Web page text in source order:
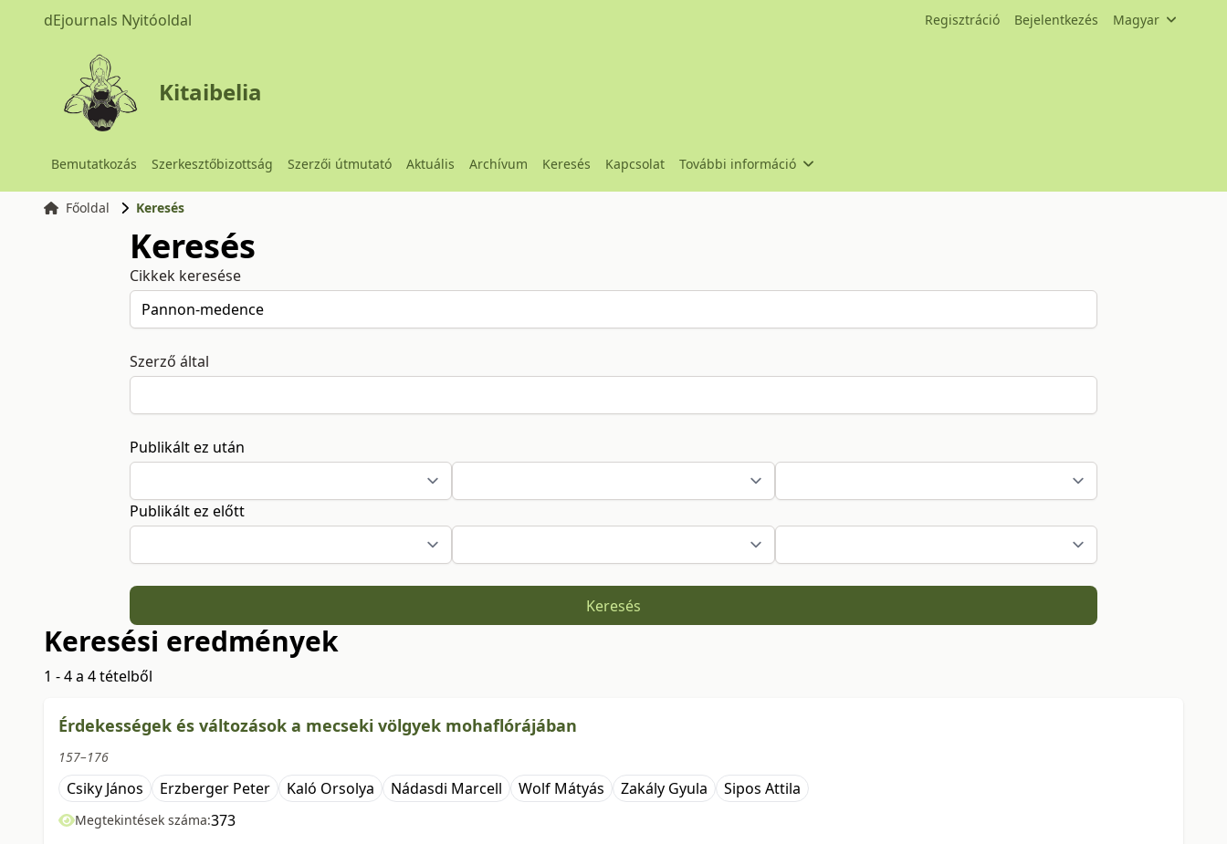
dEjournals Nyitóoldal Regisztráció Bejelentkezés Magyar
Kitaibelia
Bemutatkozás Szerkesztőbizottság Szerzői útmutató Aktuális Archívum Keresés Kapcsolat További információ
Főoldal Keresés
Keresés
Cikkek keresése
Szerző által
Publikált ez után
Publikált ez előtt
Keresés
Keresési eredmények
1 - 4 a 4 tételből
Érdekességek és változások a mecseki völgyek mohaflórájában
157–176
Csiky János Erzberger Peter Kaló Orsolya Nádasdi Marcell Wolf Mátyás Zakály Gyula Sipos Attila
Megtekintések száma:373